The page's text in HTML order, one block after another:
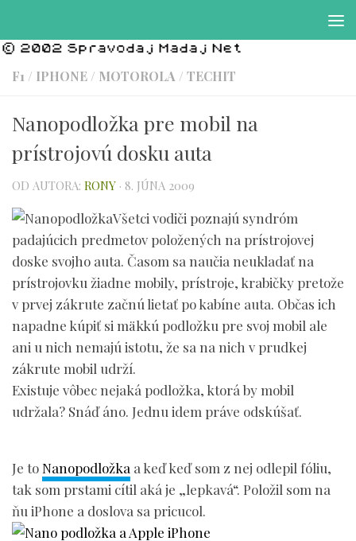
F1 / IPHONE / MOTOROLA / TECHIT
Nanopodložka pre mobil na
prístrojovú dosku auta
OD AUTORA: RONY · 8. JÚNA 2009
Všetci vodiči poznajú syndróm
padajúcich predmetov položených na prístrojovej
doske svojho auta. Časom sa naučia neukladať na
prístrojovku žiadne mobily, prístroje, krabičky pretože
v prvej zákrute začnú lietať po kabíne auta. Občas ich
napadne kúpiť si mäkkú podložku pre svoj mobil ale
ani u nich nemajú istotu, že sa na nich v prudkej
zákrute mobil udrží.
Existuje vôbec nejaká podložka, ktorá by mobil
udržala? Snáď áno. Jednu idem práve odskúšať.
Je toNanopodložka a keď keď som z nej odlepil fóliu,
tak som prstami cítil aká je „lepkavá“. Položil som na
ňu iPhone a doslova sa pricucol.